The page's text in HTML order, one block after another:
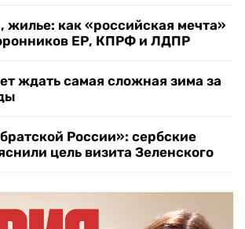
жилье: как «российская мечта»
ЕР, КПРФ и ЛДПР
ждать самая сложная зима за
России»: сербские
цель визита Зеленского